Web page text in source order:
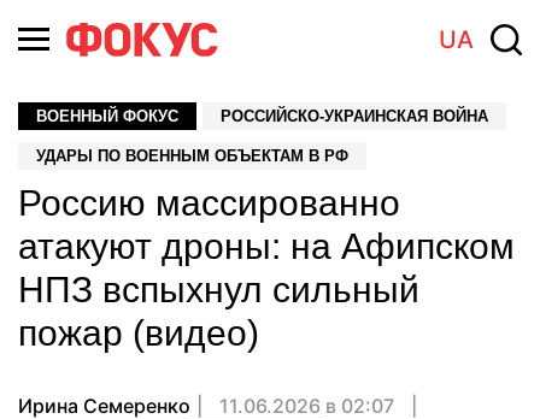
UA
ВОЕННЫЙ ФОКУС РОССИЙСКО-УКРАИНСКАЯ ВОЙНА
УДАРЫ ПО ВОЕННЫМ ОБЪЕКТАМ В РФ
Россию массированно
атакуют дроны: на Афипском
НПЗ вспыхнул сильный
пожар (видео)
Ирина Семеренко
11.06.2026 в 02:07